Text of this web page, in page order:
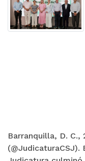
Barranquilla, D.
(@JudicaturaCSJ).